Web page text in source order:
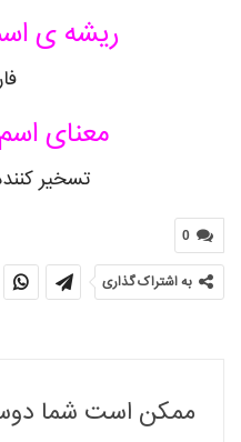
ریشه ی
معنای
تسخیر
0
به اشتراک گذاری
ممکن است شما